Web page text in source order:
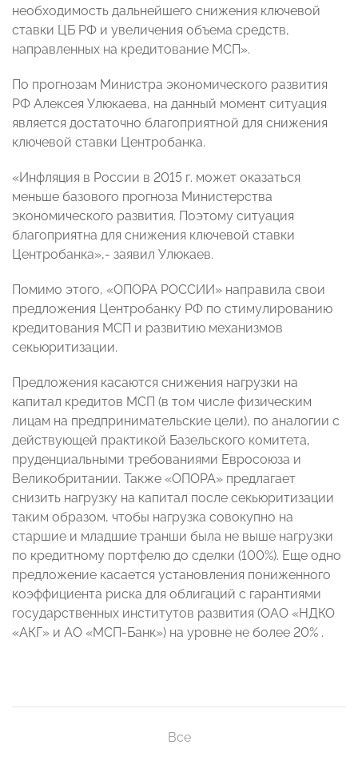
необходимость дальнейшего снижения ключевой
ставки ЦБ РФ и увеличения объема средств,
направленных на кредитование МСП».
По прогнозам Министра экономического развития
РФ Алексея Улюкаева, на данный момент ситуация
является достаточно благоприятной для снижения
ключевой ставки Центробанка.
«Инфляция в России в 2015 г. может оказаться
меньше базового прогноза Министерства
экономического развития. Поэтому ситуация
благоприятна для снижения ключевой ставки
Центробанка»,- заявил Улюкаев.
Помимо этого, «ОПОРА РОССИИ» направила свои
предложения Центробанку РФ по стимулированию
кредитования МСП и развитию механизмов
секьюритизации.
Предложения касаются снижения нагрузки на
капитал кредитов МСП (в том числе физическим
лицам на предпринимательские цели), по аналогии с
действующей практикой Базельского комитета,
пруденциальными требованиями Евросоюза и
Великобритании. Также «ОПОРА» предлагает
снизить нагрузку на капитал после секьюритизации
таким образом, чтобы нагрузка совокупно на
старшие и младшие транши была не выше нагрузки
по кредитному портфелю до сделки (100%). Еще одно
предложение касается установления пониженного
коэффициента риска для облигаций с гарантиями
государственных институтов развития (ОАО «НДКО
«АКГ» и АО «МСП-Банк») на уровне не более 20% .
Все